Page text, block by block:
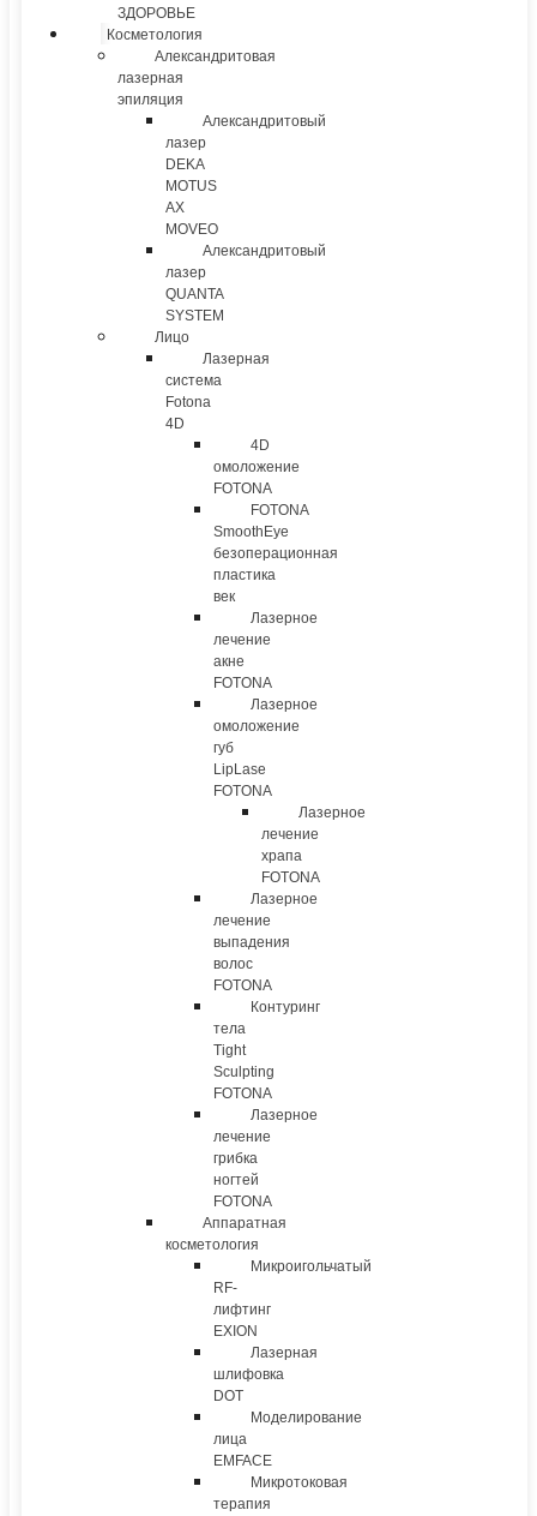
ЗДОРОВЬЕ
Косметология
Александритовая
лазерная
эпиляция
Александритовый
лазер
DEKA
MOTUS
AX
MOVEO
Александритовый
лазер
QUANTA
SYSTEM
Лицо
Лазерная
система
Fotona
4D
4D
омоложение
FOTONA
FOTONA
SmoothEye
безоперационная
пластика
век
Лазерное
лечение
акне
FOTONA
Лазерное
омоложение
губ
LipLase
FOTONA
Лазерное
лечение
храпа
FOTONA
Лазерное
лечение
выпадения
волос
FOTONA
Контуринг
тела
Tight
Sculpting
FOTONA
Лазерное
лечение
грибка
ногтей
FOTONA
Аппаратная
косметология
Микроигольчатый
RF-
лифтинг
EXION
Лазерная
шлифовка
DOT
Моделирование
лица
EMFACE
Микротоковая
терапия